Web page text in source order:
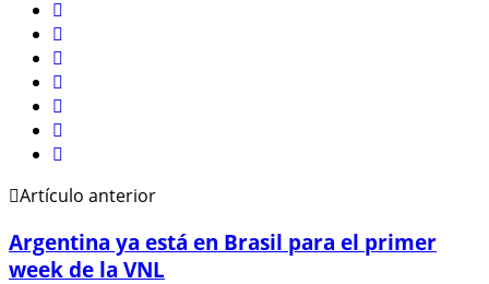
Artículo anterior
Argentina ya está en Brasil para el primer
week de la VNL